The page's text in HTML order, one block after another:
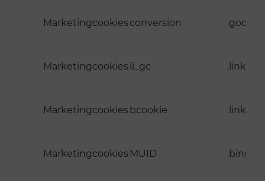
Marketingcookiesconversion
Marketingcookiesli_gc
Marketingcookiesbcookie
Marketingcookies MUID